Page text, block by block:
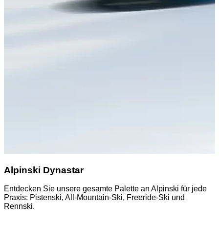
Alpinski Dynastar
Entdecken Sie unsere gesamte Palette an Alpinski für jede
Praxis: Pistenski, All-Mountain-Ski, Freeride-Ski und
Rennski.